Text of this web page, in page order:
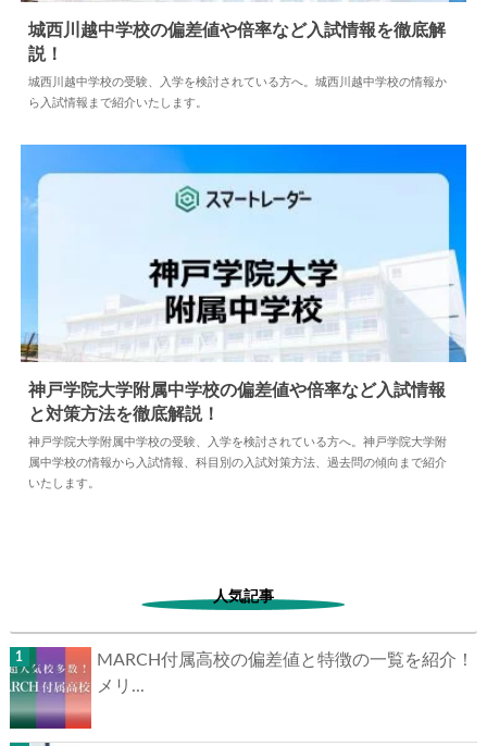
中学情報 2024.09.28
城西川越中学校の偏差値や倍率など入試情報を徹底解
説！
城西川越中学校の受験、入学を検討されている方へ。城西川越中学校の情報か
ら入試情報まで紹介いたします。
中学情報 2024.04.02
神戸学院大学附属中学校の偏差値や倍率など入試情報
と対策方法を徹底解説！
神戸学院大学附属中学校の受験、入学を検討されている方へ。神戸学院大学附
属中学校の情報から入試情報、科目別の入試対策方法、過去問の傾向まで紹介
いたします。
人気記事
MARCH付属高校の偏差値と特徴の一覧を紹介！
メリ...